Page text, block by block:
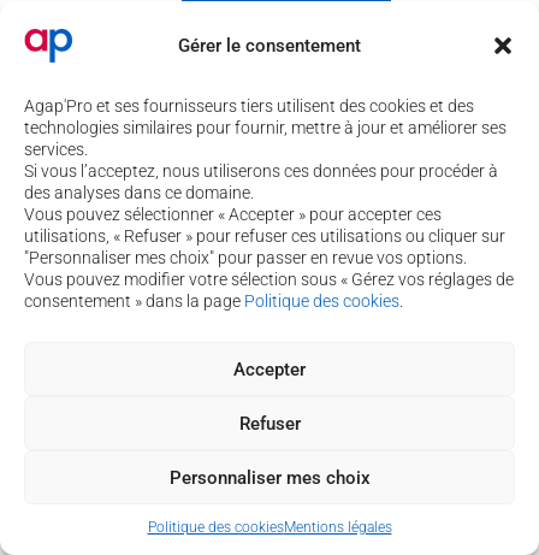
Gérer le consentement
Agap'Pro et ses fournisseurs tiers utilisent des cookies et des
technologies similaires pour fournir, mettre à jour et améliorer ses
services.
Si vous l’acceptez, nous utiliserons ces données pour procéder à
des analyses dans ce domaine.
Vous pouvez sélectionner « Accepter » pour accepter ces
utilisations, « Refuser » pour refuser ces utilisations ou cliquer sur
"Personnaliser mes choix" pour passer en revue vos options.
Vous pouvez modifier votre sélection sous « Gérez vos réglages de
consentement » dans la page Politique des cookies
Accepter
Refuser
Personnaliser mes choix
Politique des cookiesMentions légales
4 rue de Béguey 33370 TRESSES
05 56 40 69 99
contact@agap-pro.com
Vous souhaitez suivre nos actualités ?
Inscrivez-vous à notre newsletter !